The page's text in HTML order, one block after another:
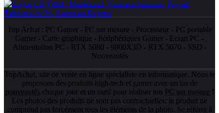
Top Achat : PC Gamer- PC sur mesure - Processeur- PC portable
Gamer - Carte graphique - Périphériques Gamer - Ecran PC -
Alimentation PC - RTX 5080 - 9800X3D - RTX 5070 - SSD -
Nouveautés
TopAchat, site de vente en ligne spécialiste en informatique. Nous te
proposons des produits high-tech et gamer avec un tas de
nouveautés chaque jour et un outil pour réaliser ton PC sur mesure !
Les photos des produits ne sont pas contractuelles; le produit ne
comprend pas forcément tous les éléments de la photo. Se référer à